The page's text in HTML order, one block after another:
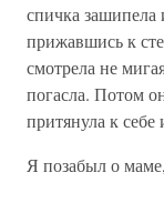
спичка зашипела
прижавшись к
смотрела не
погасла. Потом
притянула к
Я позабыл о